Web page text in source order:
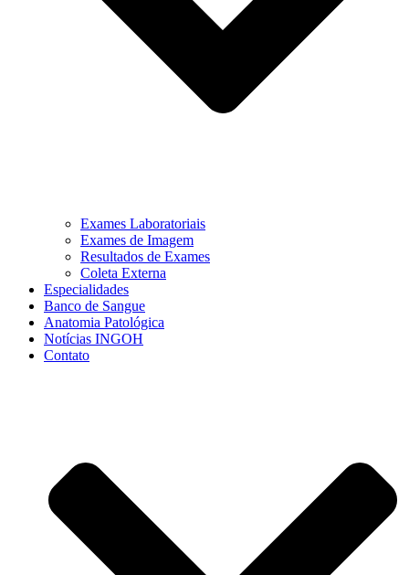
Exames Laboratoriais
Exames de Imagem
Resultados de Exames
Coleta Externa
Especialidades
Banco de Sangue
Anatomia Patológica
Notícias INGOH
Contato